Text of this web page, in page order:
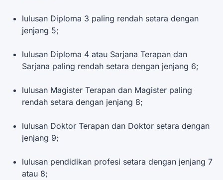
lulusan Diploma 3 paling rendah setara dengan
jenjang 5;
lulusan Diploma 4 atau Sarjana Terapan dan
Sarjana paling rendah setara dengan jenjang 6;
lulusan Magister Terapan dan Magister paling
rendah setara dengan jenjang 8;
lulusan Doktor Terapan dan Doktor setara dengan
jenjang 9;
lulusan pendidikan profesi setara dengan jenjang 7
atau 8;